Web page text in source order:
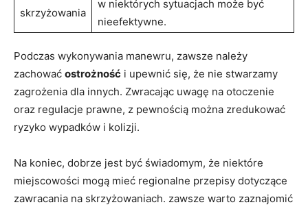
skrzyżowania
w niektórych sytuacjach może być
nieefektywne.
Podczas wykonywania manewru, zawsze należy
zachować ostrożność i upewnić się, że nie stwarzamy
zagrożenia dla innych. Zwracając uwagę na otoczenie
oraz regulacje prawne, z pewnością można zredukować
ryzyko wypadków i kolizji.
Na koniec, dobrze jest być świadomym, że niektóre
miejscowości mogą mieć regionalne przepisy dotyczące
zawracania na skrzyżowaniach. zawsze warto zaznajomić